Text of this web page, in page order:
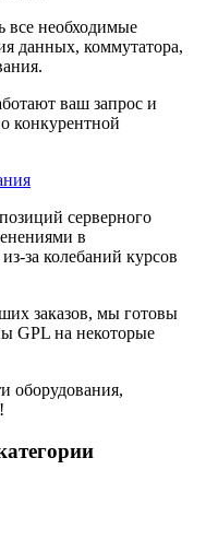
все необходимые
данных, коммутатора,
ваш запрос и
конкурентной
серверного
в
за колебаний курсов
заказов, мы готовы
GPL на некоторые
оборудования,